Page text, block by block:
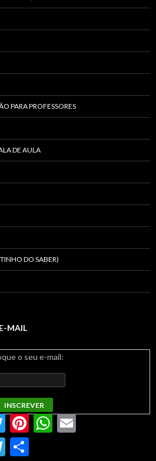
PARA PROFESSORES
DE AULA
DO SABER)
MAIL
o seu e-mail:
TwitterPinterestWhatsApp
Email
Telegram